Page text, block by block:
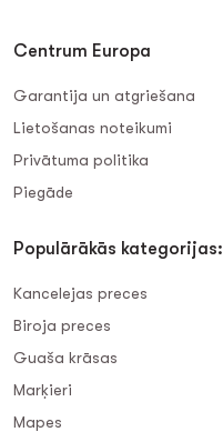
Centrum Europa
Garantija un atgriešana
Lietošanas noteikumi
Privātuma politika
Piegāde
Populārākās kategorijas:
Kancelejas preces
Biroja preces
Guaša krāsas
Marķieri
Mapes